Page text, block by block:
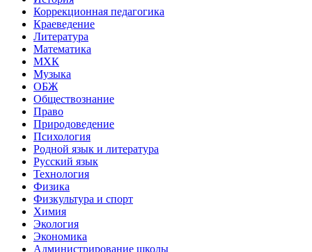
Коррекционная педагогика
Краеведение
Литература
Математика
МХК
Музыка
ОБЖ
Обществознание
Право
Природоведение
Психология
Родной язык и литература
Русский язык
Технология
Физика
Физкультура и спорт
Химия
Экология
Экономика
Администрирование школы